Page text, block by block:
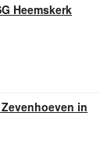
Heemskerk
in